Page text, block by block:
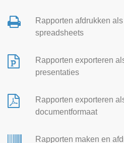
Rapporten afdrukken
spreadsheets
Rapporten exporteren
presentaties
Rapporten exporteren
documentformaat
Rapporten maken en